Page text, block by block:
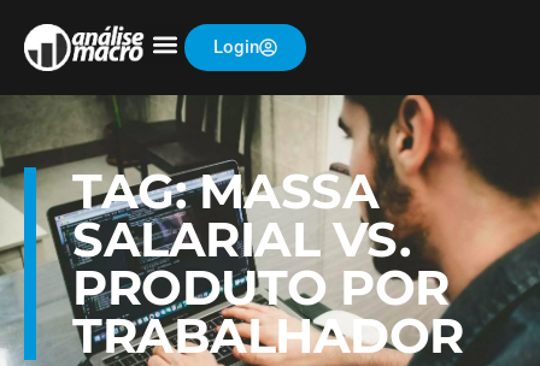
Login
TAG: MASSA
SALARIAL VS.
PRODUTO POR
TRABALHADOR